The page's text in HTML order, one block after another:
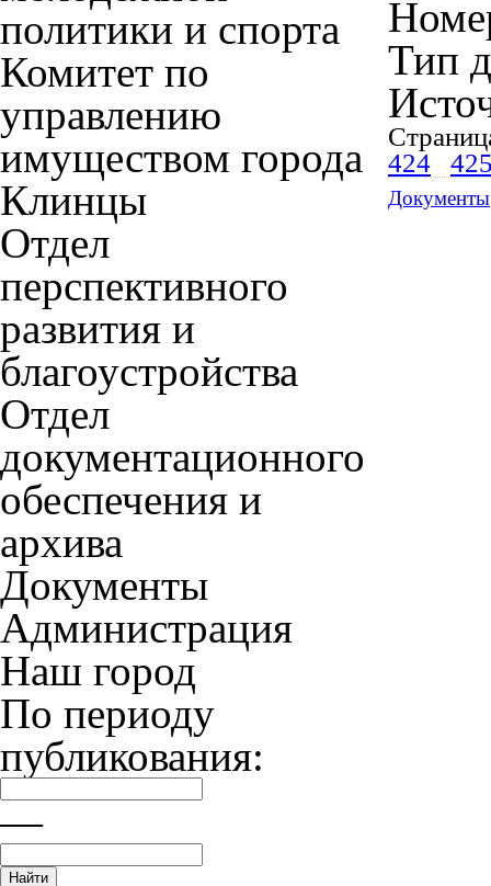
политики и спорта
Комитет по
управлению
имуществом города
Клинцы
Отдел
перспективного
развития и
благоустройства
Отдел
документационного
обеспечения и
архива
Документы
Администрация
Наш город
По периоду
публикования:
—
Тип
424
Документы